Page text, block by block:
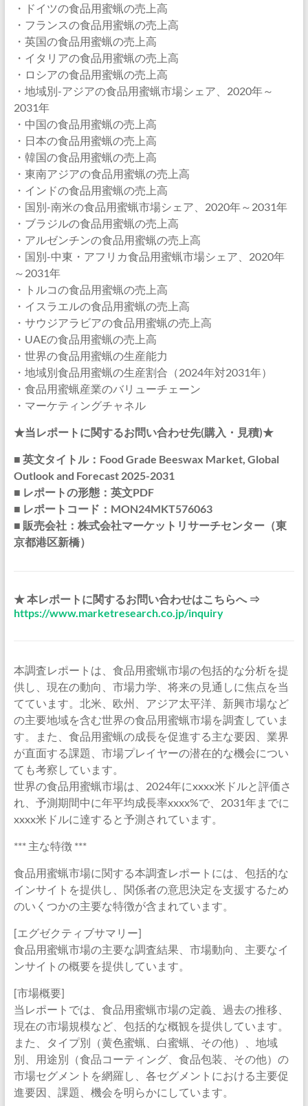
・ドイツの食品用蜜蝋の売上高
・フランスの食品用蜜蝋の売上高
・英国の食品用蜜蝋の売上高
・イタリアの食品用蜜蝋の売上高
・ロシアの食品用蜜蝋の売上高
・地域別-アジアの食品用蜜蝋市場シェア、2020年～
2031年
・中国の食品用蜜蝋の売上高
・日本の食品用蜜蝋の売上高
・韓国の食品用蜜蝋の売上高
・東南アジアの食品用蜜蝋の売上高
・インドの食品用蜜蝋の売上高
・国別-南米の食品用蜜蝋市場シェア、2020年～2031年
・ブラジルの食品用蜜蝋の売上高
・アルゼンチンの食品用蜜蝋の売上高
・国別-中東・アフリカ食品用蜜蝋市場シェア、2020年
～2031年
・トルコの食品用蜜蝋の売上高
・イスラエルの食品用蜜蝋の売上高
・サウジアラビアの食品用蜜蝋の売上高
・UAEの食品用蜜蝋の売上高
・世界の食品用蜜蝋の生産能力
・地域別食品用蜜蝋の生産割合（2024年対2031年）
・食品用蜜蝋産業のバリューチェーン
・マーケティングチャネル
★当レポートに関するお問い合わせ先(購入・見積)★
■ 英文タイトル：Food Grade Beeswax Market, Global
Outlook and Forecast 2025-2031
■ レポートの形態：英文PDF
■ レポートコード：MON24MKT576063
■ 販売会社：株式会社マーケットリサーチセンター（東
京都港区新橋）
★ 本レポートに関するお問い合わせはこちらへ ⇒
https://www.marketresearch.co.jp/inquiry
本調査レポートは、食品用蜜蝋市場の包括的な分析を提
供し、現在の動向、市場力学、将来の見通しに焦点を当
てています。北米、欧州、アジア太平洋、新興市場など
の主要地域を含む世界の食品用蜜蝋市場を調査していま
す。また、食品用蜜蝋の成長を促進する主な要因、業界
が直面する課題、市場プレイヤーの潜在的な機会につい
ても考察しています。
世界の食品用蜜蝋市場は、2024年にxxxx米ドルと評価さ
れ、予測期間中に年平均成長率xxxx%で、2031年までに
xxxx米ドルに達すると予測されています。
*** 主な特徴 ***
食品用蜜蝋市場に関する本調査レポートには、包括的な
インサイトを提供し、関係者の意思決定を支援するため
のいくつかの主要な特徴が含まれています。
[エグゼクティブサマリー]
食品用蜜蝋市場の主要な調査結果、市場動向、主要なイ
ンサイトの概要を提供しています。
[市場概要]
当レポートでは、食品用蜜蝋市場の定義、過去の推移、
現在の市場規模など、包括的な概観を提供しています。
また、タイプ別（黄色蜜蝋、白蜜蝋、その他）、地域
別、用途別（食品コーティング、食品包装、その他）の
市場セグメントを網羅し、各セグメントにおける主要促
進要因、課題、機会を明らかにしています。